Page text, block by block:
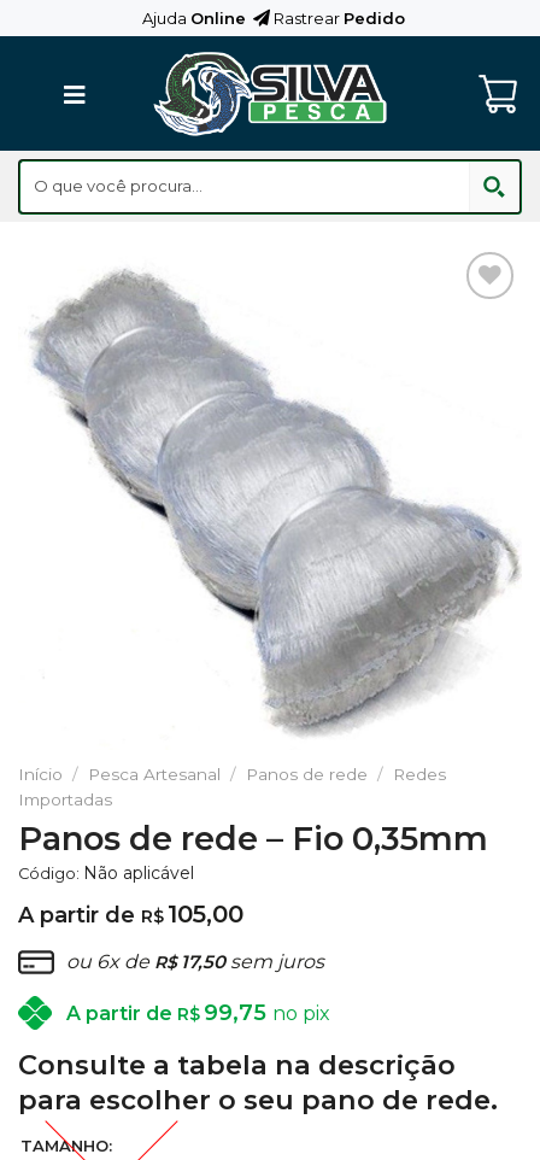
Ajuda Online Rastrear Pedido
Início / Pesca Artesanal / Panos de rede /
Redes
Importadas
Panos de rede – Fio 0,35mm
Código: Não aplicável
A partir de R$ 105,00
ou 6x de R$ 17,50sem juros
A partir de R$ 99,75 no pix
Consulte a tabela na descrição
para escolher o seu pano de rede.
TAMANHO: